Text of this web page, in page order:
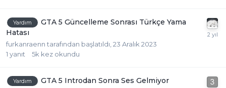
Yardım
GTA 5 Güncelleme Sonrası Türkçe Yama
Hatası
furkanraenn tarafından başlatıldı, 23 Aralık 2023
1 yanıt 5k kez okundu
Yardım GTA 5 Introdan Sonra Ses Gelmiyor